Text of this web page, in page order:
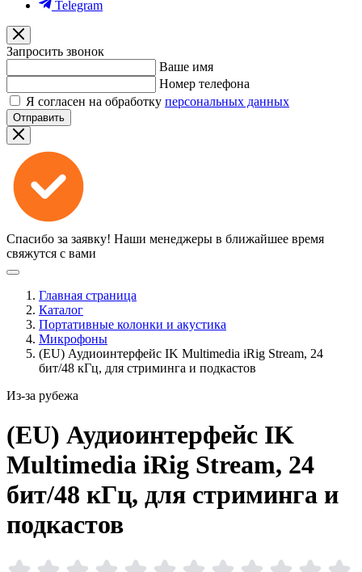
Telegram
Запросить звонок
Ваше имя
Номер телефона
Я согласен на обработку персональных данных
Отправить
Спасибо за заявку! Наши менеджеры в ближайшее время
свяжутся с вами
Главная страница
Каталог
Портативные колонки и акустика
Микрофоны
(EU) Аудиоинтерфейс IK Multimedia iRig Stream, 24
бит/48 кГц, для стриминга и подкастов
Из-за рубежа
(EU) Аудиоинтерфейс IK
Multimedia iRig Stream, 24
бит/48 кГц, для стриминга и
подкастов